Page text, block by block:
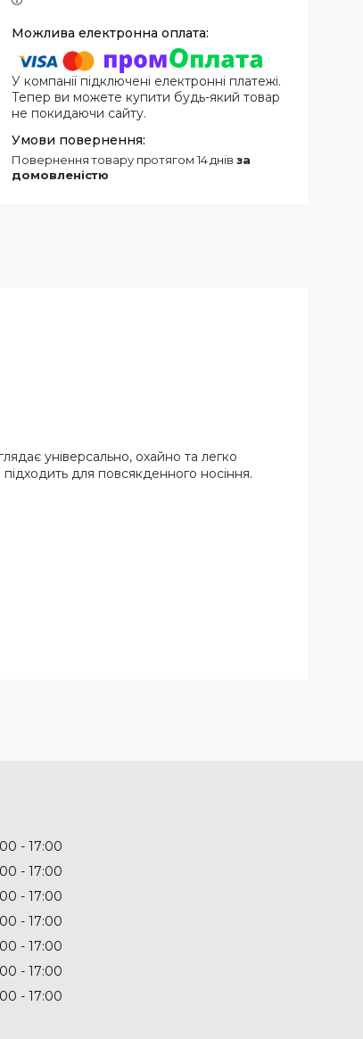
У компанії підключені електронні платежі.
Тепер ви можете купити будь-який товар
не покидаючи сайту.
повернення товару протягом 14 днів за
домовленістю
універсально, охайно та легко
для повсякденного носіння.
17:00
17:00
17:00
17:00
17:00
17:00
17:00